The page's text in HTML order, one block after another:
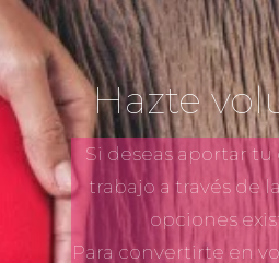
Hazte
Si deseas aportar
trabajo a través de
opciones
Para convertirte en